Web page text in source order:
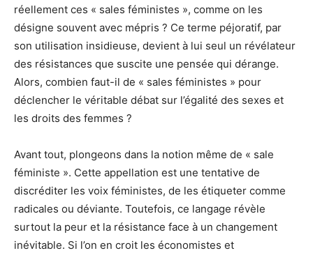
réellement ces « sales féministes », comme on les
désigne souvent avec mépris ? Ce terme péjoratif, par
son utilisation insidieuse, devient à lui seul un révélateur
des résistances que suscite une pensée qui dérange.
Alors, combien faut-il de « sales féministes » pour
déclencher le véritable débat sur l’égalité des sexes et
les droits des femmes ?
Avant tout, plongeons dans la notion même de « sale
féministe ». Cette appellation est une tentative de
discréditer les voix féministes, de les étiqueter comme
radicales ou déviante. Toutefois, ce langage révèle
surtout la peur et la résistance face à un changement
inévitable. Si l’on en croit les économistes et